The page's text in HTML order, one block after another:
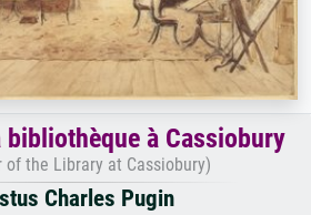
bibliothèque à Cassiobury
of the Library at Cassiobury)
Charles Pugin